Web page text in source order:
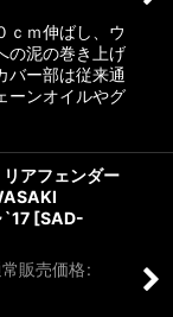
ｃｍ伸ばし、ウ
の泥の巻き上げ
バー部は従来通
ーンオイルやグ
リアフェンダー
[SAD-
販売価格: